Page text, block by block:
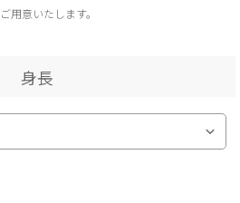
意いたします。
身長